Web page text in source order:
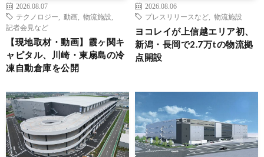
2026.08.07
テクノロジー
動画 物流施設
記者会見など
【現地取材・動画】霞ヶ関キ
ャピタル、川崎・東扇島の冷
凍自動倉庫を公開
2026.08.06
プレスリリースなど
物流施設
ヨコレイが上信越エリア初、
新潟・長岡で2.7万tの物流拠
点開設